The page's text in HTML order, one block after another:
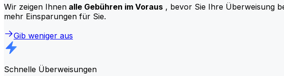
Wir zeigen Ihnen alle Gebühren im Voraus , bevor Sie Ihre Überweisung
mehr Einsparungen für Sie.
Gib weniger aus
Schnelle Überweisungen